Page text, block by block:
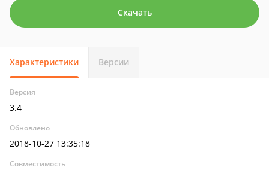
Скачать
Характеристики Версии
Версия
3.4
Обновлено
2018-10-27 13:35:18
Совместимость